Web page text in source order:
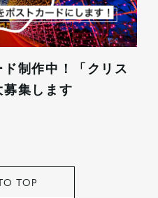
制作中！「クリス
集します
TOP